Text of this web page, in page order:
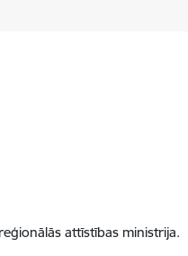
attīstības ministrija.